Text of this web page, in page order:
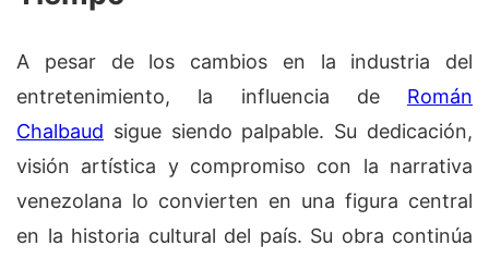
A pesar de los cambios en la industria del
entretenimiento, la influencia de Román
Chalbaud sigue siendo palpable. Su dedicación,
visión artística y compromiso con la narrativa
venezolana lo convierten en una figura central
en la historia cultural del país. Su obra continúa